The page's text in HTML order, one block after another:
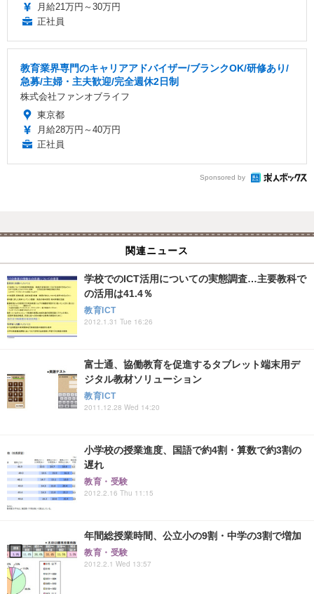
月給21万円～30万円
正社員
教育業界専門のキャリアアドバイザー/ブランクOK/研修あり/
急募/主婦・主夫歓迎/完全週休2日制
株式会社ファンオブライフ
東京都
月給28万円～40万円
正社員
Sponsored by
関連ニュース
学校でのICT活用についての実態調査…主要教科で
の活用は41.4％
教育ICT
2012.1.31 Tue 16:26
富士通、協働教育を促進するタブレット端末用デ
ジタル教材ソリューション
教育ICT
2011.12.28 Wed 14:20
小学校の授業進度、国語で約4割・算数で約3割の
遅れ
教育・受験
2012.2.16 Thu 11:15
年間総授業時間、公立小の9割・中学の3割で増加
教育・受験
2012.2.1 Wed 13:57